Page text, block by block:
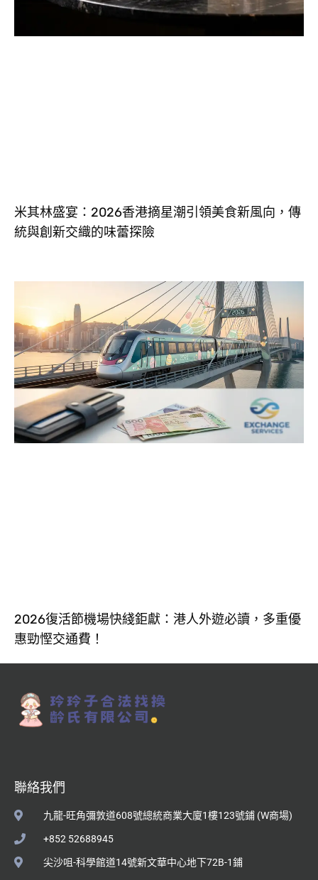
米其林盛宴：2026香港摘星潮引領美食新風向，傳
統與創新交織的味蕾探險
2026復活節機場快綫鉅獻：港人外遊必讀，多重優
惠勁慳交通費！
聯絡我們
九龍-旺角彌敦道608號總統商業大廈1樓123號鋪 (W商場)
+852 52688945
尖沙咀-科學館道14號新文華中心地下72B-1鋪